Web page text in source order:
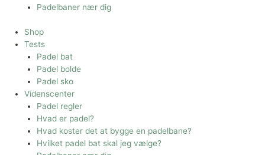
Padelbaner nær dig
Shop
Tests
Padel bat
Padel bolde
Padel sko
Videnscenter
Padel regler
Hvad er padel?
Hvad koster det at bygge en padelbane?
Hvilket padel bat skal jeg vælge?